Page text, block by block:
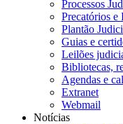
Processos
Precatórios e
Plantão
Guias e
Leilões
Bibliotecas,
Agendas e
Extranet
Webmail
Notícias